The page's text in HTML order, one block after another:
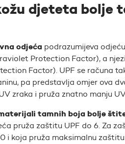
djeteta bolje
odjećapodrazumijeva
Protection Factor), a
Factor). UPF se računa
pa predstavlja omjer ova
zraka i pruža znatno manju
tamnih boja bolje
pruža zaštitu UPF do 6. Za
i koja pruža maksimalnu